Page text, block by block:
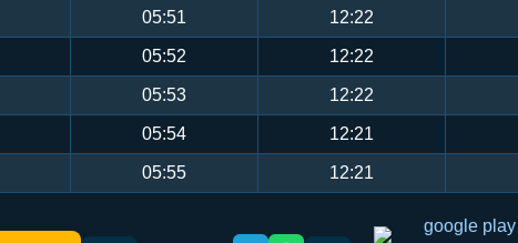
05:51 12:22
05:52 12:22
05:53 12:22
05:54 12:21
05:55 12:21